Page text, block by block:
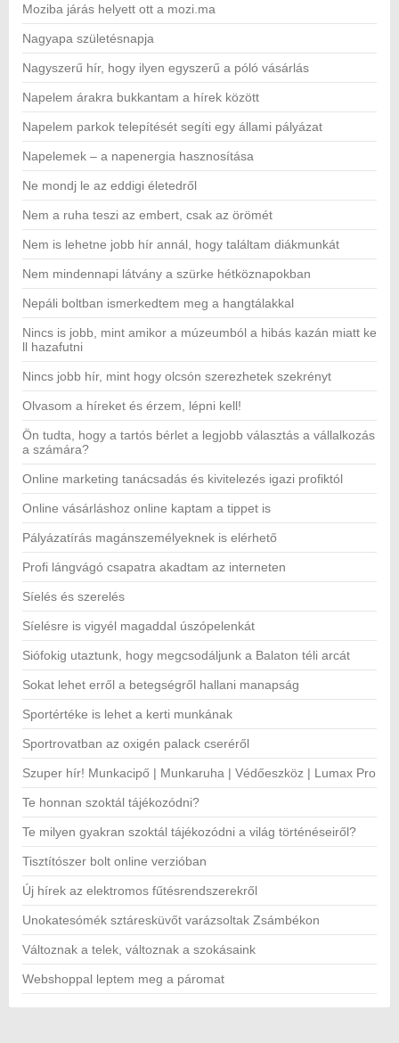
Moziba járás helyett ott a mozi.ma
Nagyapa születésnapja
Nagyszerű hír, hogy ilyen egyszerű a póló vásárlás
Napelem árakra bukkantam a hírek között
Napelem parkok telepítését segíti egy állami pályázat
Napelemek – a napenergia hasznosítása
Ne mondj le az eddigi életedről
Nem a ruha teszi az embert, csak az örömét
Nem is lehetne jobb hír annál, hogy találtam diákmunkát
Nem mindennapi látvány a szürke hétköznapokban
Nepáli boltban ismerkedtem meg a hangtálakkal
Nincs is jobb, mint amikor a múzeumból a hibás kazán miatt ke
ll hazafutni
Nincs jobb hír, mint hogy olcsón szerezhetek szekrényt
Olvasom a híreket és érzem, lépni kell!
Ön tudta, hogy a tartós bérlet a legjobb választás a vállalkozás
a számára?
Online marketing tanácsadás és kivitelezés igazi profiktól
Online vásárláshoz online kaptam a tippet is
Pályázatírás magánszemélyeknek is elérhető
Profi lángvágó csapatra akadtam az interneten
Síelés és szerelés
Síelésre is vigyél magaddal úszópelenkát
Siófokig utaztunk, hogy megcsodáljunk a Balaton téli arcát
Sokat lehet erről a betegségről hallani manapság
Sportértéke is lehet a kerti munkának
Sportrovatban az oxigén palack cseréről
Szuper hír! Munkacipő | Munkaruha | Védőeszköz | Lumax Pro
Te honnan szoktál tájékozódni?
Te milyen gyakran szoktál tájékozódni a világ történéseiről?
Tisztítószer bolt online verzióban
Új hírek az elektromos fűtésrendszerekről
Unokatesómék sztáresküvőt varázsoltak Zsámbékon
Változnak a telek, változnak a szokásaink
Webshoppal leptem meg a páromat